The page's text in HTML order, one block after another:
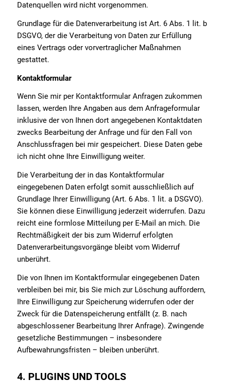
Datenquellen wird nicht vorgenommen.
Grundlage für die Datenverarbeitung ist Art. 6 Abs. 1 lit. b
DSGVO, der die Verarbeitung von Daten zur Erfüllung
eines Vertrags oder vorvertraglicher Maßnahmen
gestattet.
Kontaktformular
Wenn Sie mir per Kontaktformular Anfragen zukommen
lassen, werden Ihre Angaben aus dem Anfrageformular
inklusive der von Ihnen dort angegebenen Kontaktdaten
zwecks Bearbeitung der Anfrage und für den Fall von
Anschlussfragen bei mir gespeichert. Diese Daten gebe
ich nicht ohne Ihre Einwilligung weiter.
Die Verarbeitung der in das Kontaktformular
eingegebenen Daten erfolgt somit ausschließlich auf
Grundlage Ihrer Einwilligung (Art. 6 Abs. 1 lit. a DSGVO).
Sie können diese Einwilligung jederzeit widerrufen. Dazu
reicht eine formlose Mitteilung per E-Mail an mich. Die
Rechtmäßigkeit der bis zum Widerruf erfolgten
Datenverarbeitungsvorgänge bleibt vom Widerruf
unberührt.
Die von Ihnen im Kontaktformular eingegebenen Daten
verbleiben bei mir, bis Sie mich zur Löschung auffordern,
Ihre Einwilligung zur Speicherung widerrufen oder der
Zweck für die Datenspeicherung entfällt (z. B. nach
abgeschlossener Bearbeitung Ihrer Anfrage). Zwingende
gesetzliche Bestimmungen – insbesondere
Aufbewahrungsfristen – bleiben unberührt.
4. PLUGINS UND TOOLS